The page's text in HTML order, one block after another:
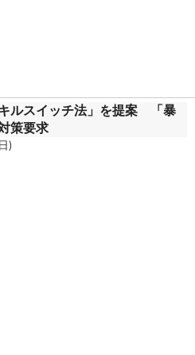
ルスイッチ法」を提案 「暴
策要求
)